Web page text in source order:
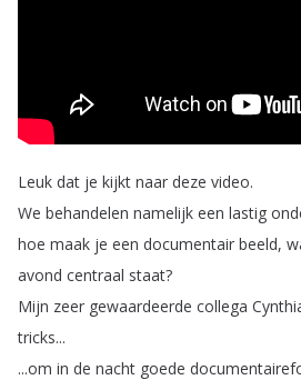
Leuk dat je kijkt naar deze video.
We behandelen namelijk een lastig
hoe maak je een documentair beeld,
avond centraal staat?
Mijn zeer gewaardeerde collega
tricks...
...om in de nacht goede